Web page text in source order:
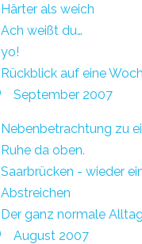
Härter als weich
Ach weißt du…
yo!
Rückblick auf eine
September 2007
Nebenbetrachtung zu
Ruhe da oben.
Saarbrücken - wieder
Abstreichen
Der ganz normale
August 2007